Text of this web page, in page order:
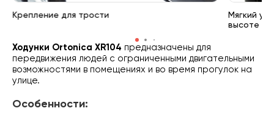
Крепление для трости
Мягкий
высоте
Ходунки Ortonica XR104 предназначены для
передвижения людей с ограниченными двигательными
возможностями в помещениях и во время прогулок на
улице.
Особенности: